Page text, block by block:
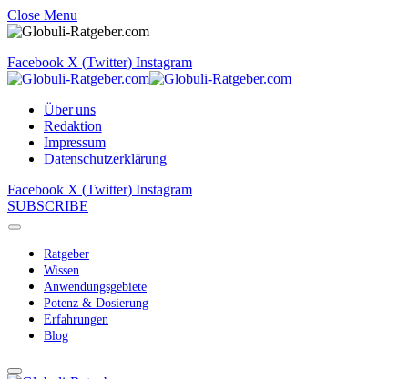
Close Menu
Facebook X (Twitter) Instagram
Über uns
Redaktion
Impressum
Datenschutzerklärung
Facebook X (Twitter) Instagram
SUBSCRIBE
Ratgeber
Wissen
Anwendungsgebiete
Potenz & Dosierung
Erfahrungen
Blog